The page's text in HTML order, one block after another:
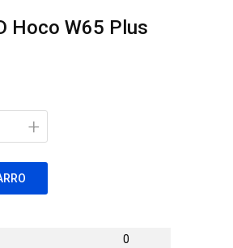
Hoco W65 Plus
+
0